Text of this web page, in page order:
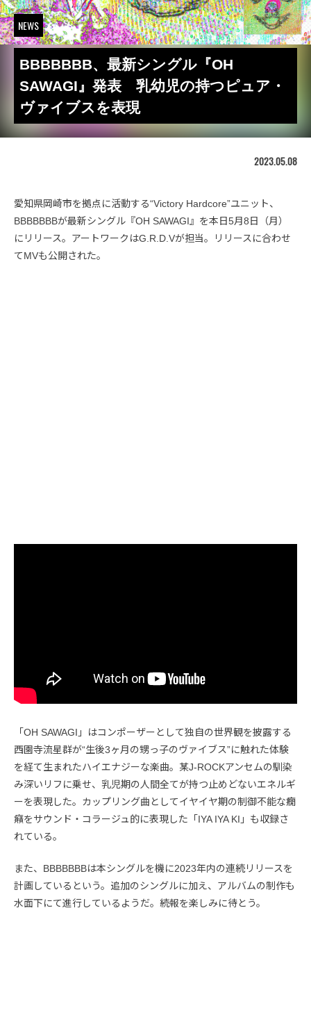
NEWS
BBBBBBB、最新シングル『OH
SAWAGI』発表 乳幼児の持つピュア・
ヴァイブスを表現
2023.05.08
愛知県岡崎市を拠点に活動する“Victory Hardcore”ユニット、
BBBBBBBが最新シングル『OH SAWAGI』を本日5月8日（月）
にリリース。アートワークはG.R.D.Vが担当。リリースに合わせ
てMVも公開された。
「OH SAWAGI」はコンポーザーとして独自の世界観を披露する
西園寺流星群が“生後3ヶ月の甥っ子のヴァイブス”に触れた体験
を経て生まれたハイエナジーな楽曲。某J-ROCKアンセムの馴染
み深いリフに乗せ、乳児期の人間全てが持つ止めどないエネルギ
ーを表現した。カップリング曲としてイヤイヤ期の制御不能な癇
癪をサウンド・コラージュ的に表現した「IYA IYA KI」も収録さ
れている。
また、BBBBBBBは本シングルを機に2023年内の連続リリースを
計画しているという。追加のシングルに加え、アルバムの制作も
水面下にて進行しているようだ。続報を楽しみに待とう。